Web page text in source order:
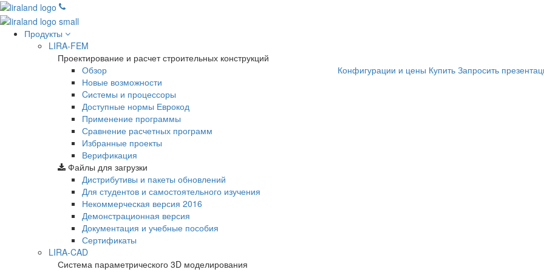
Продукты
LIRA-FEM
Проектирование и расчет строительных конструкций
Обзор
Новые возможности
Cистемы и процессоры
Доступные нормы Еврокод
Применение программы
Сравнение расчетных программ
Избранные проекты
Верификация
Конфигурации и цены Купить Запросить
Файлы для загрузки
Дистрибутивы и пакеты обновлений
Для студентов и самостоятельного изучения
Некоммерческая версия 2016
Демонстрационная версия
Документация и учебные пособия
Сертификаты
LIRA-CAD
Система параметрического 3D моделирования